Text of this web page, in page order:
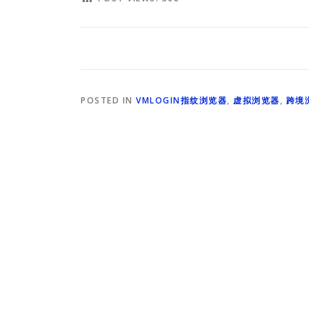
POSTED IN VMLOGIN指纹浏览器, 虚拟浏览器, 跨境